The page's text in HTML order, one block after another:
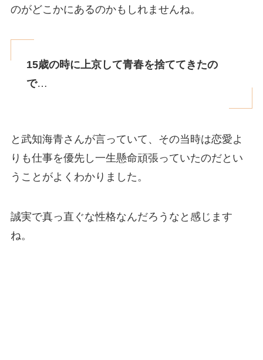
のがどこかにあるのかもしれませんね。
15歳の時に上京して青春を捨ててきたの
で…
と武知海青さんが言っていて、その当時は恋愛よ
りも仕事を優先し一生懸命頑張っていたのだとい
うことがよくわかりました。
誠実で真っ直ぐな性格なんだろうなと感じます
ね。